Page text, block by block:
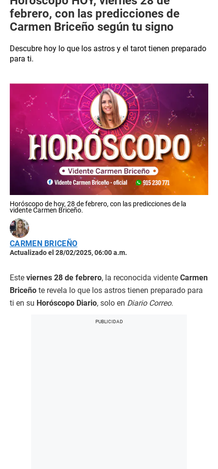
febrero, con las predicciones de
Carmen Briceño según tu signo
Descubre hoy lo que los astros y el tarot tienen preparado
para ti.
Horóscopo de hoy, 28 de febrero, con las predicciones de la
vidente Carmen Briceño.
CARMEN BRICEÑO
Actualizado el 28/02/2025, 06:00 a.m.
Este viernes 28 de febrero, la reconocida vidente Carmen
Briceño te revela lo que los astros tienen preparado para
ti en su Horóscopo Diario, solo en Diario Correo.